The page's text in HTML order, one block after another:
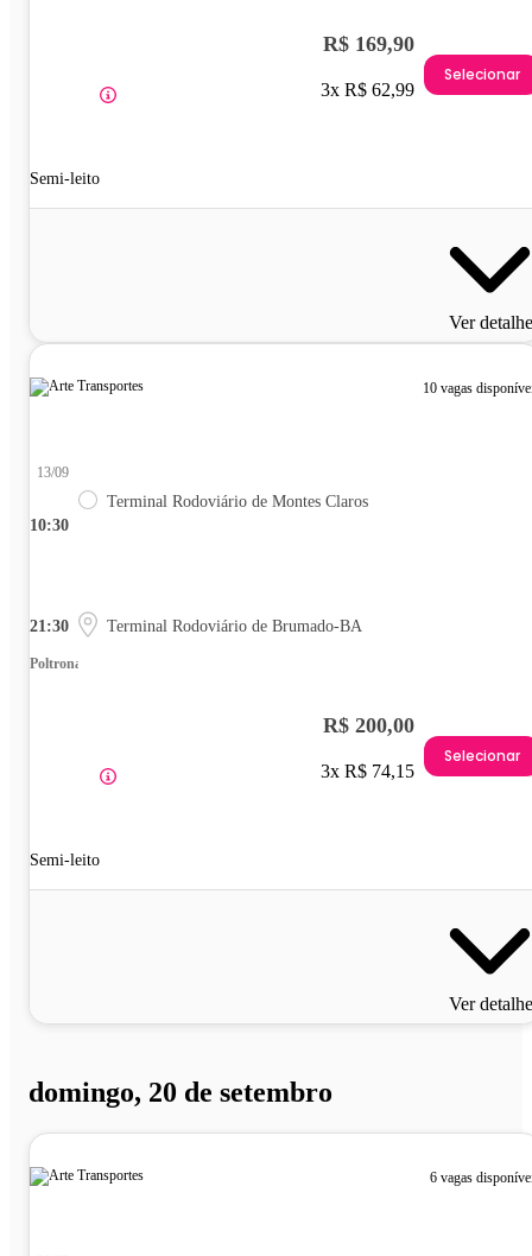
Semi-leito
R$ 169,90
3x R$ 62,99
Selecionar
Ver
10 vagas
10:30
13/09
Terminal Rodoviário de Montes Claros
21:30 Terminal Rodoviário de Brumado-BA
Poltrona
Semi-leito
R$ 200,00
3x R$ 74,15
Selecionar
Ver
domingo, 20 de setembro
6 vagas